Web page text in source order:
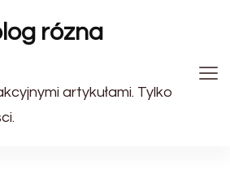
rózna
artykułami. Tylko